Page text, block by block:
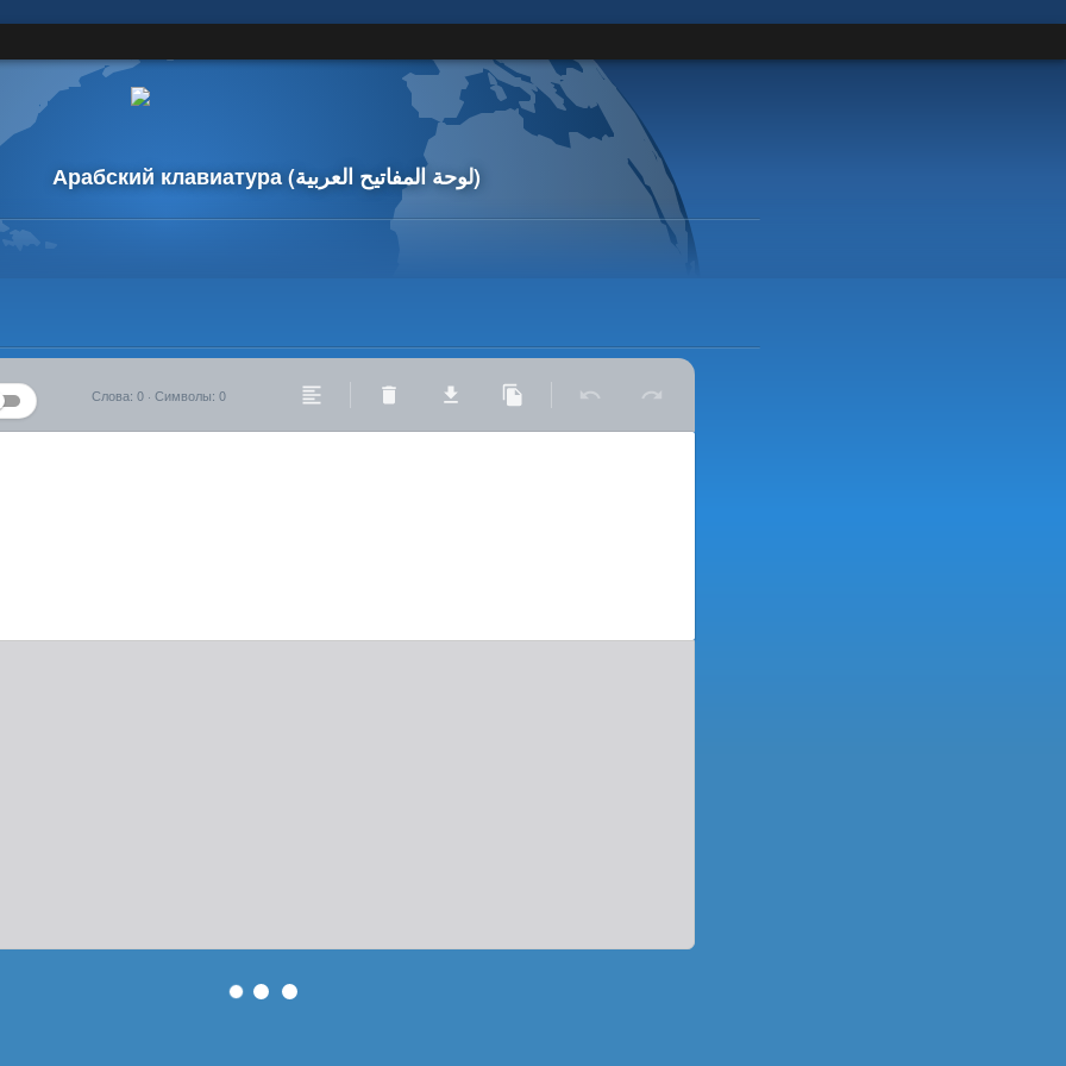
Арабский клавиатура (لوحة المفاتيح العربية)
Слова: 0 · Символы: 0